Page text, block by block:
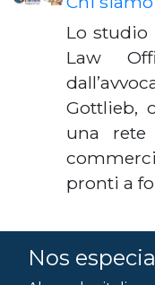
Lo studio
Law
Gottlieb,
una rete
pronti a
Nos